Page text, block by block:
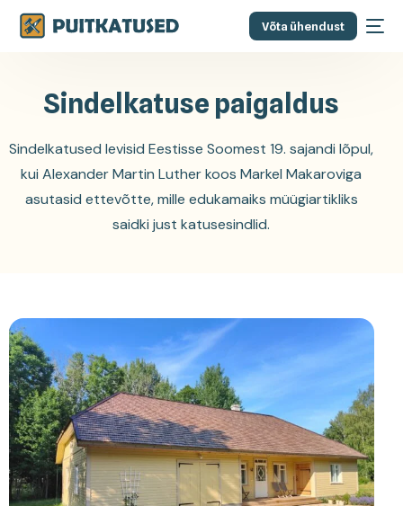
Võta ühendust
Sindelkatuse paigaldus
Sindelkatused levisid Eestisse Soomest 19. sajandi lõpul,
kui Alexander Martin Luther koos Markel Makaroviga
asutasid ettevõtte, mille edukamaiks müügiartikliks
saidki just katusesindlid.